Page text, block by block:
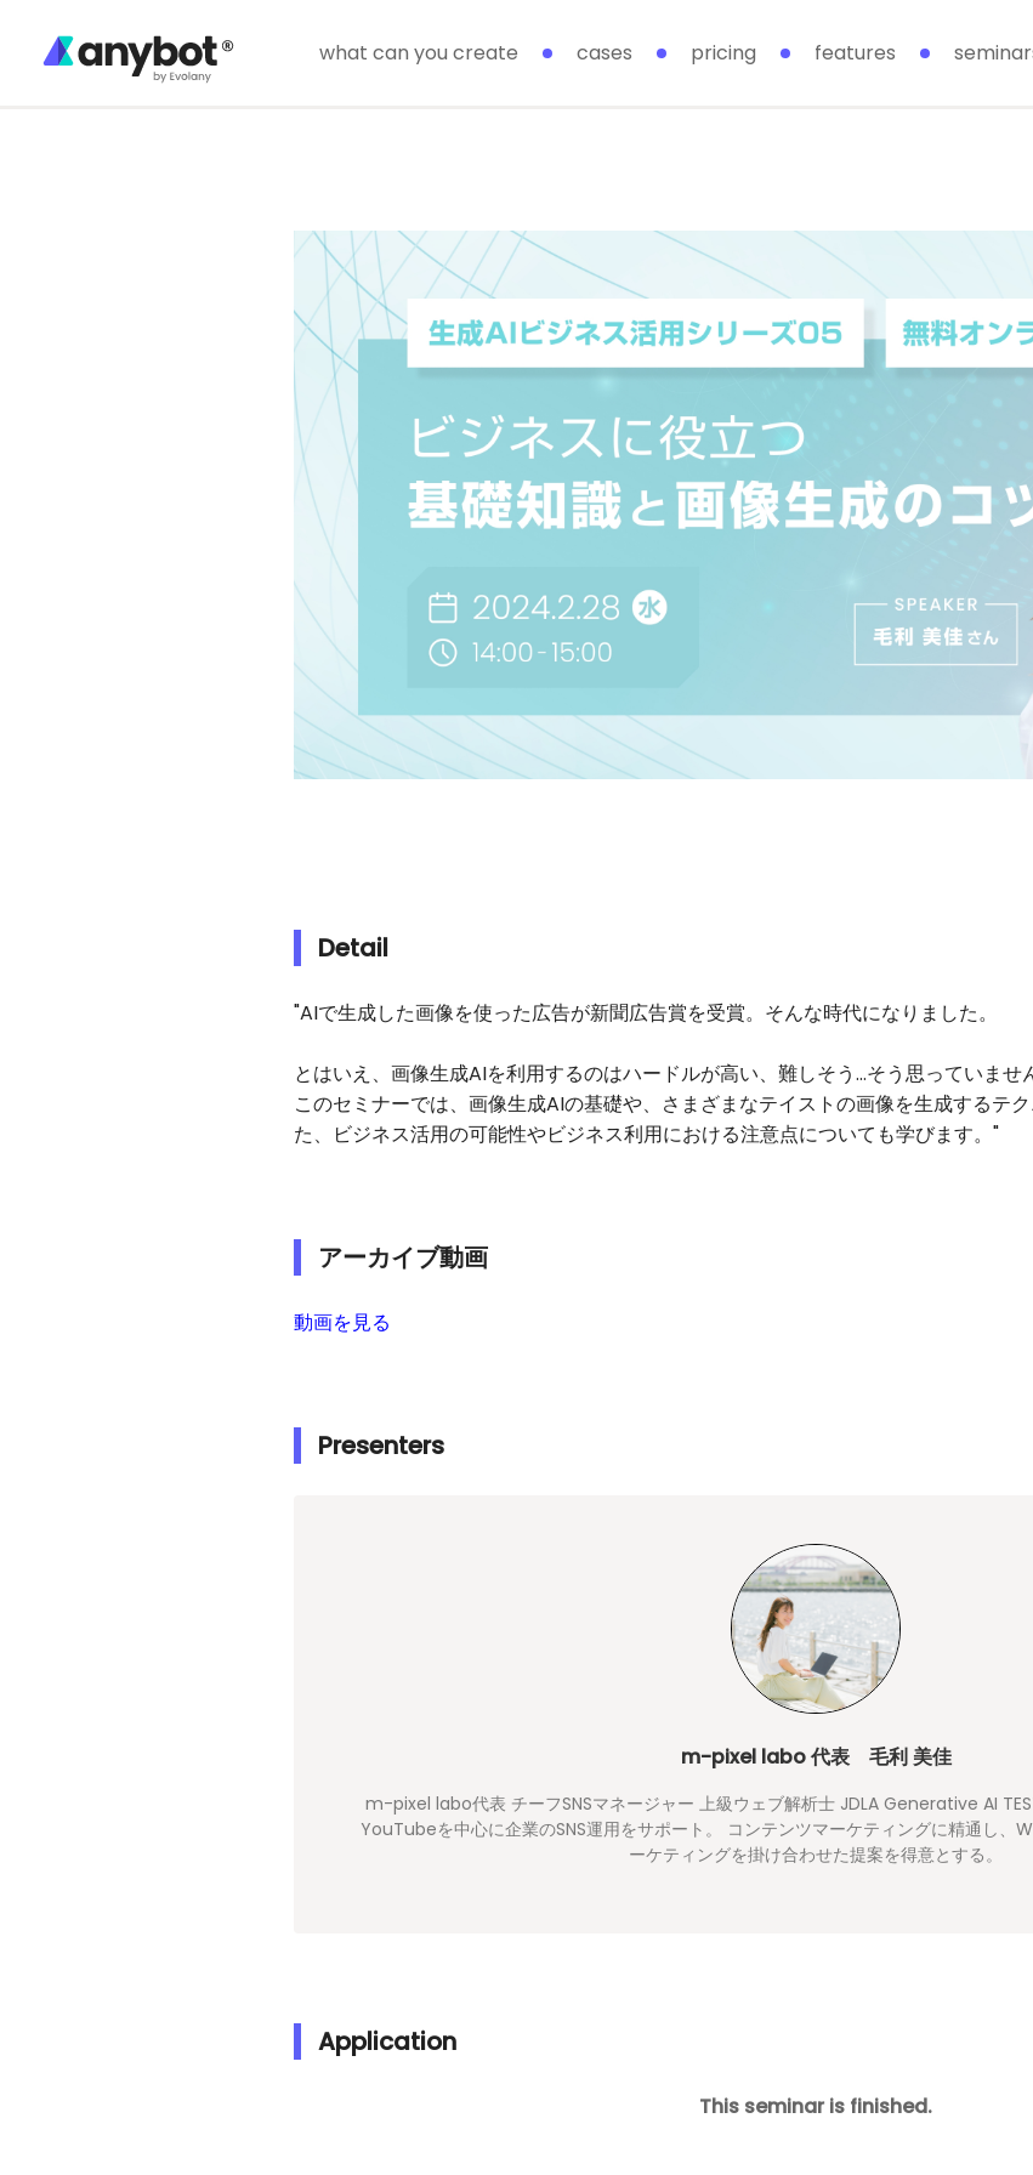
what can you create cases pricing features
Detail
"AIで生成した画像を使った広告が新聞広告賞を受賞。そんな時代になりました。
とはいえ、画像生成AIを利用するのはハードルが高い、難しそう…そう思っていませ
このセミナーでは、画像生成AIの基礎や、さまざまなテイストの画像を生成するテ
た、ビジネス活用の可能性やビジネス利用における注意点についても学びます。"
アーカイブ動画
動画を見る
Presenters
m-pixel labo 代表 毛利 美佳
m-pixel labo代表 チーフSNSマネージャー 上級ウェブ解析士 JDLA Generative AI
YouTubeを中心に企業のSNS運用をサポート。 コンテンツマーケティングに精通し、
ーケティングを掛け合わせた提案を得意とする。
Application
This seminar is finished.